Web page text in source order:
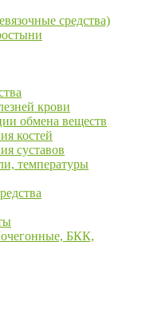
средства)
крови
обмена веществ
костей
суставов
температуры
БКК,